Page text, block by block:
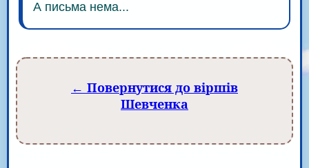
А письма нема...
← Повернутися до віршів
Шевченка